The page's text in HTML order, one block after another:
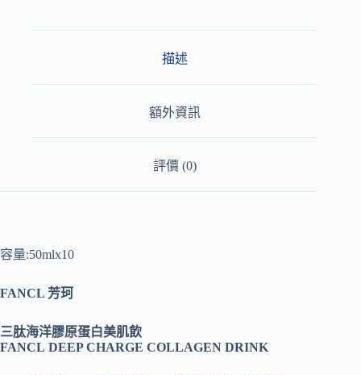
描述
額外資訊
評價 (0)
容量:50mlx10
FANCL 芳珂
三肽海洋膠原蛋白美肌飲
FANCL DEEP CHARGE COLLAGEN DRINK